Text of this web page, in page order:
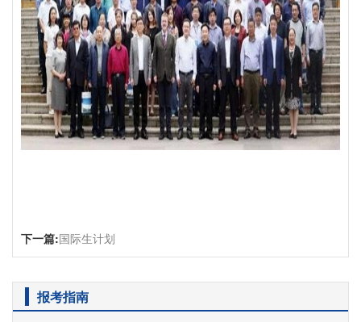
下一篇:国际生计划
报考指南